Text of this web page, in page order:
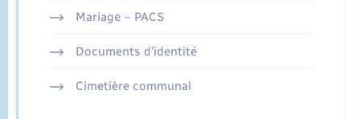
Mariage – PACS
Documents d’identité
Cimetière communal